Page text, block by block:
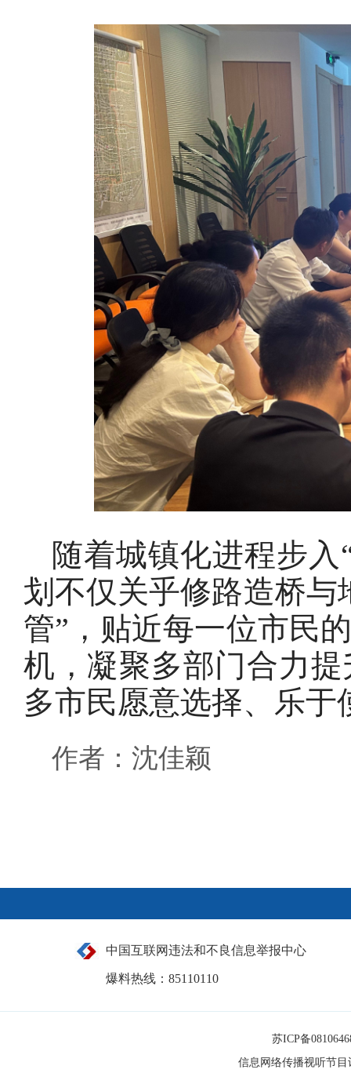
随着城镇化进程步
划不仅关乎修路造桥与
管”，贴近每一位市民
机，凝聚多部门合力
多市民愿意选择、乐于
作者：沈佳颖
中国互联网违法和不良信息举报中心
爆料热线：85110110
苏ICP备
信息网络传播视听节目